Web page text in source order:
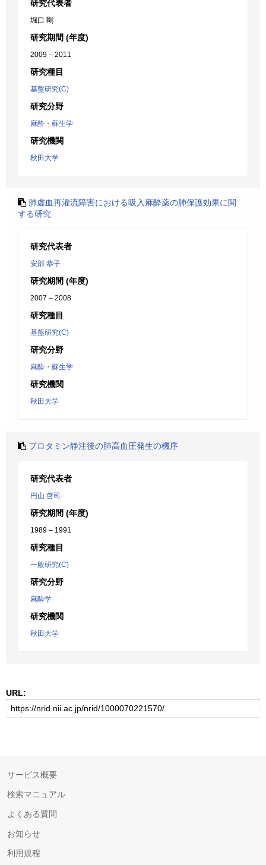
研究代表者
堀口 剛
研究期間 (年度)
2009 – 2011
研究種目
基盤研究(C)
研究分野
麻酔・蘇生学
研究機関
秋田大学
肺虚血再灌流障害における吸入麻酔薬の肺保護効果に関
する研究
研究代表者
安部 恭子
研究期間 (年度)
2007 – 2008
研究種目
基盤研究(C)
研究分野
麻酔・蘇生学
研究機関
秋田大学
プロタミン静注後の肺高血圧発生の機序
研究代表者
円山 啓司
研究期間 (年度)
1989 – 1991
研究種目
一般研究(C)
研究分野
麻酔学
研究機関
秋田大学
URL:
サービス概要
検索マニュアル
よくある質問
お知らせ
利用規程